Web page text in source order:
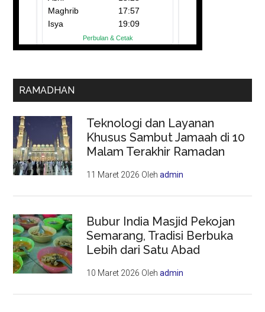
RAMADHAN
Teknologi dan Layanan
Khusus Sambut Jamaah di 10
Malam Terakhir Ramadan
11 Maret 2026 Olehadmin
Bubur India Masjid Pekojan
Semarang, Tradisi Berbuka
Lebih dari Satu Abad
10 Maret 2026 Olehadmin